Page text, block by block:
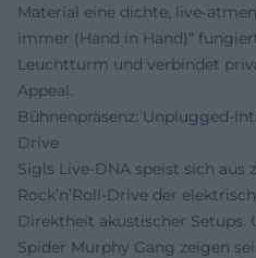
Material eine dichte, live-
immer (Hand in Hand)“
Leuchtturm und verbindet
Appeal.
Bühnenpräsenz: Unplugged-
Drive
Sigls Live-DNA speist sich aus
Rock’n’Roll-Drive der
Direktheit akustischer Setups.
Spider Murphy Gang zeigen